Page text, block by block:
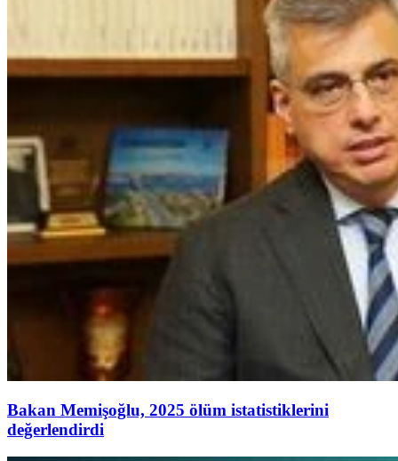
Bakan Memişoğlu, 2025 ölüm istatistiklerini
değerlendirdi